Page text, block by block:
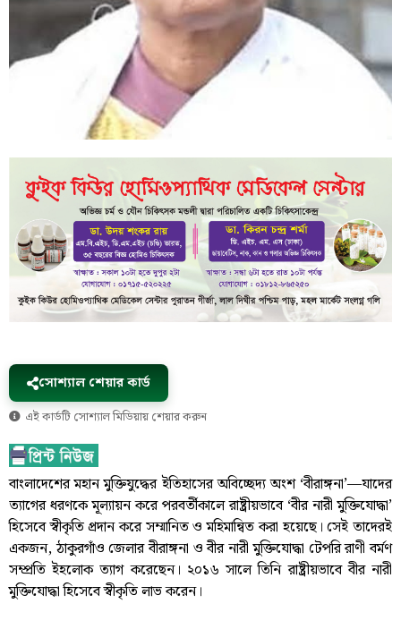
সোশ্যাল শেয়ার কার্ড
এই কার্ডটি সোশ্যাল মিডিয়ায় শেয়ার করুন
বাংলাদেশের মহান মুক্তিযুদ্ধের ইতিহাসের অবিচ্ছেদ্য অংশ ‘বীরাঙ্গনা’—যাদের
ত্যাগের ধরণকে মূল্যায়ন করে পরবর্তীকালে রাষ্ট্রীয়ভাবে ‘বীর নারী মুক্তিযোদ্ধা’
হিসেবে স্বীকৃতি প্রদান করে সম্মানিত ও মহিমান্বিত করা হয়েছে। সেই তাদেরই
একজন, ঠাকুরগাঁও জেলার বীরাঙ্গনা ও বীর নারী মুক্তিযোদ্ধা টেপরি রাণী বর্মণ
সম্প্রতি ইহলোক ত্যাগ করেছেন। ২০১৬ সালে তিনি রাষ্ট্রীয়ভাবে বীর নারী
মুক্তিযোদ্ধা হিসেবে স্বীকৃতি লাভ করেন।